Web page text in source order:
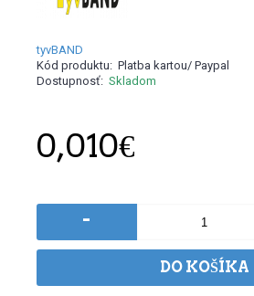
tyvBAND
Kód produktu: Platba kartou/ Paypal
Dostupnosť: Skladom
0,010€
-
DO KOŠÍKA